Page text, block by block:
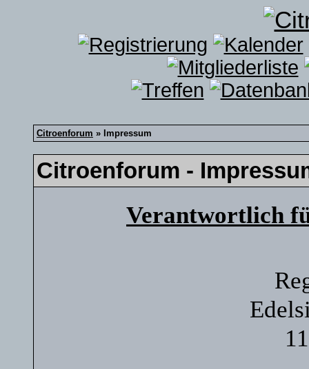
Citroenforum » Impressum
Citroenforum -
Verantwortlich